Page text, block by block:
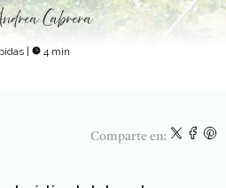
Cabrera
4 min
Comparte en: